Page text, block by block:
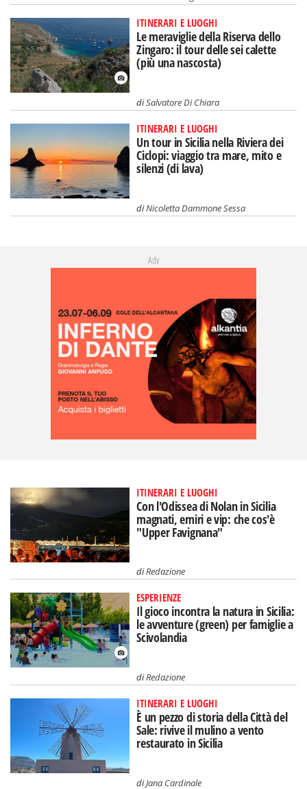
ITINERARI E LUOGHI
Le meraviglie della Riserva dello
Zingaro: il tour delle sei calette
(più una nascosta)
diSalvatore Di Chiara
ITINERARI E LUOGHI
Un tour in Sicilia nella Riviera dei
Ciclopi: viaggio tra mare, mito e
silenzi (di lava)
diNicoletta Dammone Sessa
Adv
ITINERARI E LUOGHI
Con l'Odissea di Nolan in Sicilia
magnati, emiri e vip: che cos'è
"Upper Favignana"
diRedazione
ESPERIENZE
Il gioco incontra la natura in Sicilia:
le avventure (green) per famiglie a
Scivolandia
diRedazione
ITINERARI E LUOGHI
È un pezzo di storia della Città del
Sale: rivive il mulino a vento
restaurato in Sicilia
diJana Cardinale